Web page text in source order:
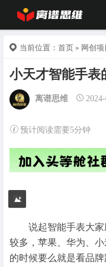
当前位置： 首页 » 网创
小天才智能手表
离谱思维
预计阅读需要5分钟
说起智能手表大
较多，苹果、华为、
的时候要么就是看品